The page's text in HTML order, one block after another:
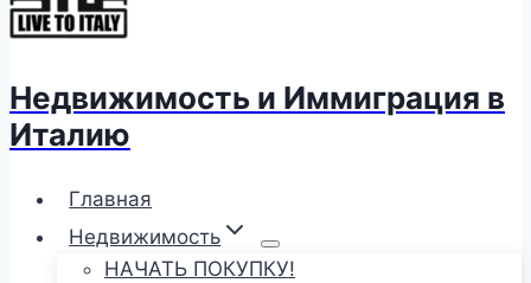
Недвижимость и Иммиграция в
Италию
Главная
Недвижимость
НАЧАТЬ ПОКУПКУ!